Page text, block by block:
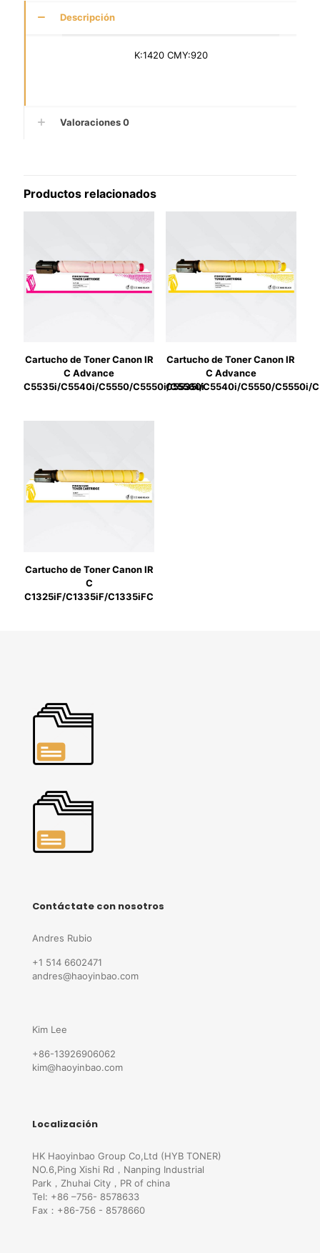
Descripción
K:1420 CMY:920
Valoraciones0
Productos relacionados
Cartucho de Toner Canon IR
C Advance
C5535i/C5540i/C5550/C5550i/C5560i
Cartucho de Toner Canon IR
C Advance
C5535i/C5540i/C5550/C5550i/
Cartucho de Toner Canon IR
C
C1325iF/C1335iF/C1335iFC
Contáctate con nosotros
Andres Rubio
+1 514 6602471
andres@haoyinbao.com
Kim Lee
+86-13926906062
kim@haoyinbao.com
Localización
HK Haoyinbao Group Co,Ltd (HYB TONER)
NO.6,Ping Xishi Rd，Nanping Industrial
Park，Zhuhai City，PR of china
Tel: +86 –756- 8578633
Fax：+86-756 - 8578660